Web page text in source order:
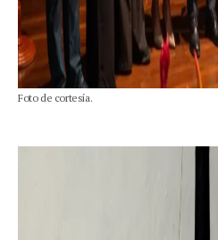
Foto de cortesía.